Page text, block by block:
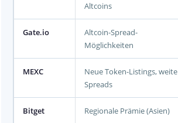
Altcoins
Gate.io
Altcoin-Spread-
Möglichkeiten
MEXC
Neue Token-Listings, weite
Spreads
Bitget Regionale Prämie (Asien)